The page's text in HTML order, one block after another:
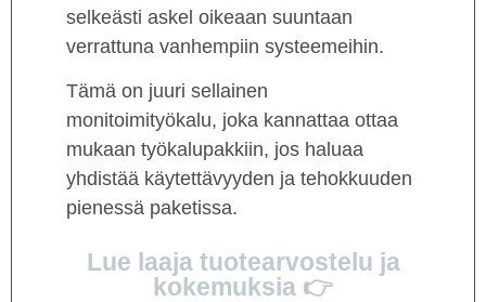
selkeästi askel oikeaan suuntaan
verrattuna vanhempiin systeemeihin.
Tämä on juuri sellainen
monitoimityökalu, joka kannattaa ottaa
mukaan työkalupakkiin, jos haluaa
yhdistää käytettävyyden ja tehokkuuden
pienessä paketissa.
Lue laaja tuotearvostelu ja
kokemuksia 👉